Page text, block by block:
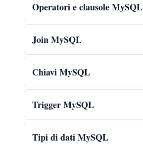
Operatori e clausole MySQL
Join MySQL
Chiavi MySQL
Trigger MySQL
Tipi di dati MySQL